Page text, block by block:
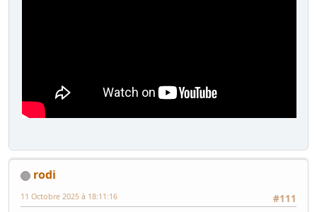
rodi
#111
11 Octobre 2025 à 18:11:16